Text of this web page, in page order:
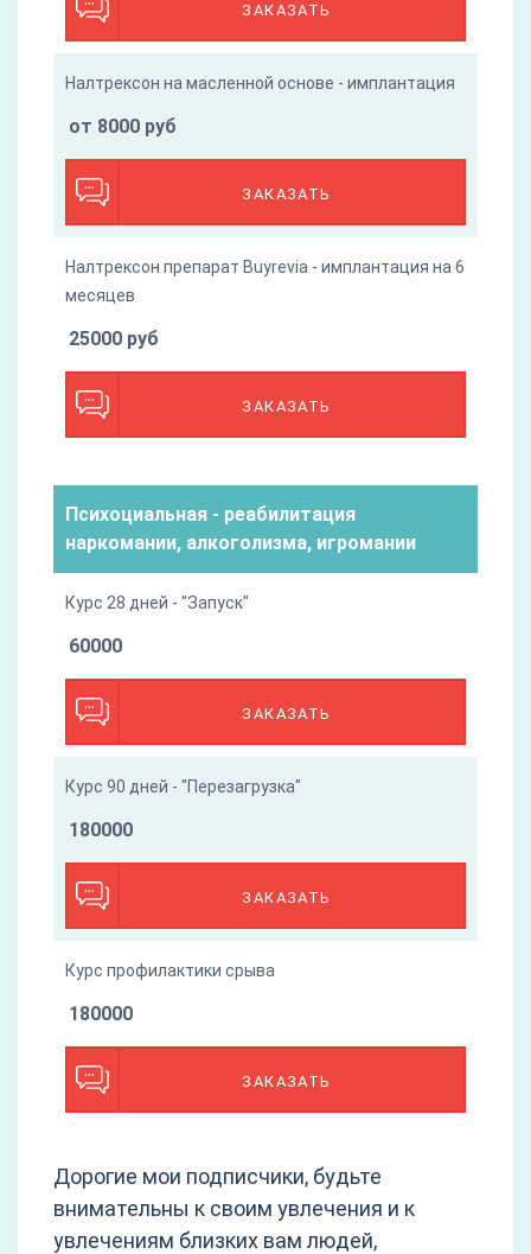
ЗАКАЗАТЬ
Налтрексон на масленной основе - имплантация
ЗАКАЗАТЬ
от 8000 руб
Налтрексон препарат Buyrevia - имплантация на 6
месяцев
ЗАКАЗАТЬ
25000 руб
Психоциальная - реабилитация
наркомании, алкоголизма, игромании
Курс 28 дней - "Запуск"
ЗАКАЗАТЬ
60000
Курс 90 дней - "Перезагрузка"
ЗАКАЗАТЬ
180000
Курс профилактики срыва
ЗАКАЗАТЬ
180000
Дорогие мои подписчики, будьте
внимательны к своим увлечения и к
увлечениям близких вам людей,